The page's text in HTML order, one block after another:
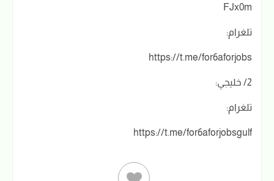
FJx0m
تلغرام:
https://t.me/for6aforjobs
2/ خليجي:
تلغرام:
https://t.me/for6aforjobsgulf